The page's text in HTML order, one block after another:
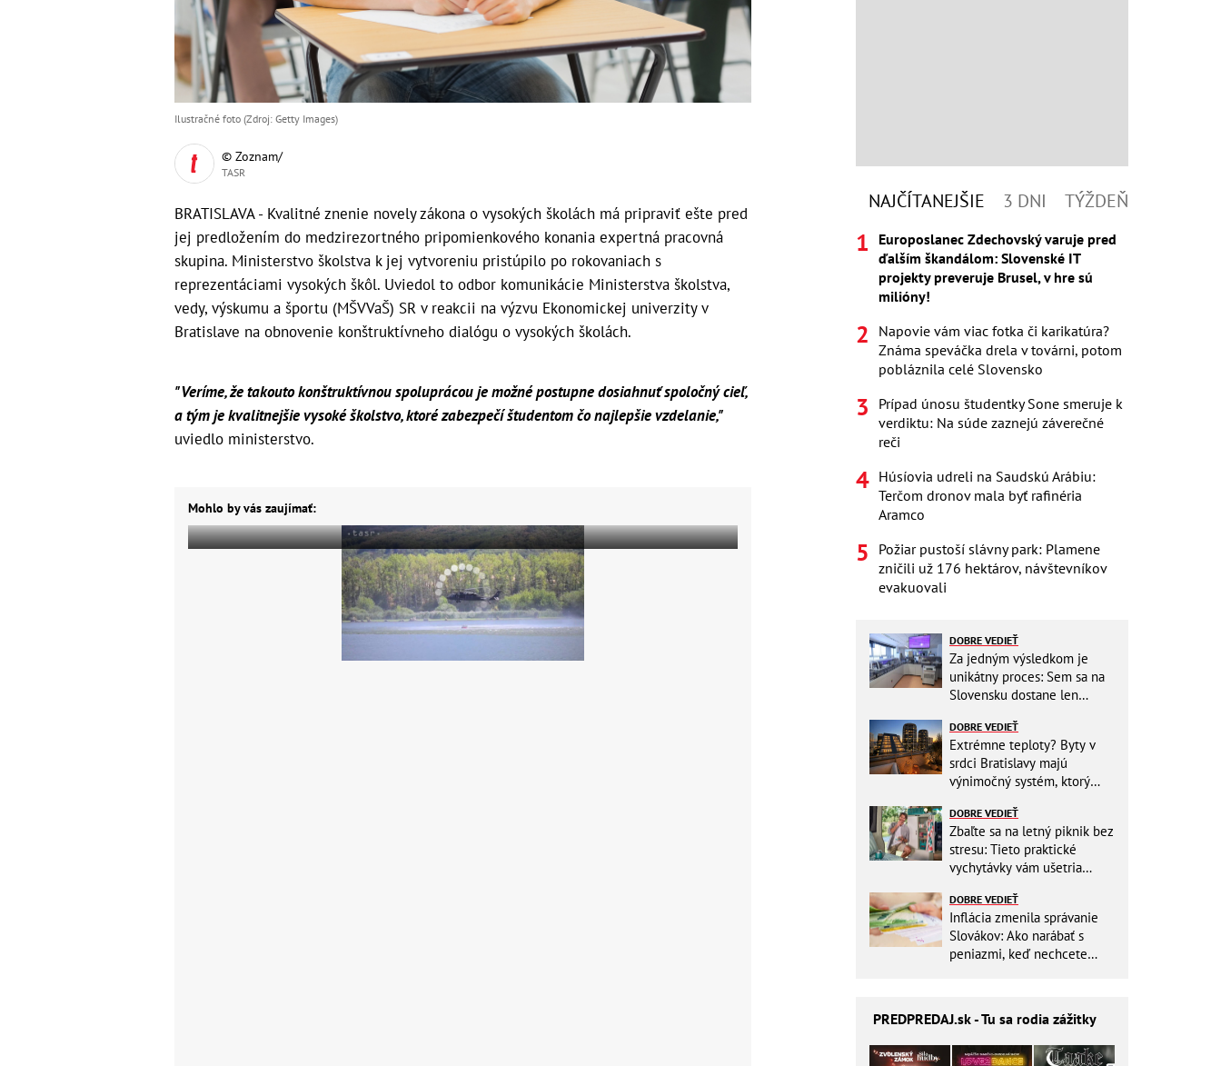
Ilustračné foto (Zdroj: Getty Images)
© Zoznam/
TASR
BRATISLAVA - Kvalitné znenie novely zákona o vysokých školách má pripraviť ešte pred
jej predložením do medzirezortného pripomienkového konania expertná pracovná
skupina. Ministerstvo školstva k jej vytvoreniu pristúpilo po rokovaniach s
reprezentáciami vysokých škôl. Uviedol to odbor komunikácie Ministerstva školstva,
vedy, výskumu a športu (MŠVVaŠ) SR v reakcii na výzvu Ekonomickej univerzity v
Bratislave na obnovenie konštruktívneho dialógu o vysokých školách.
"Veríme, že takouto konštruktívnou spoluprácou je možné postupne dosiahnuť spoločný cieľ,
a tým je kvalitnejšie vysoké školstvo, ktoré zabezpečí študentom čo najlepšie vzdelanie,"
uviedlo ministerstvo.
Mohlo by vás zaujímať:
NAJČÍTANEJŠIE 3 DNI TÝŽDEŇ
Europoslanec Zdechovský varuje pred
ďalším škandálom: Slovenské IT
projekty preveruje Brusel, v hre sú
milióny!
Napovie vám viac fotka či karikatúra?
Známa speváčka drela v továrni, potom
pobláznila celé Slovensko
Prípad únosu študentky Sone smeruje k
verdiktu: Na súde zaznejú záverečné
reči
Húsíovia udreli na Saudskú Arábiu:
Terčom dronov mala byť rafinéria
Aramco
Požiar pustoší slávny park: Plamene
zničili už 176 hektárov, návštevníkov
evakuovali
DOBRE VEDIEŤ
Za jedným výsledkom je
unikátny proces: Sem sa na
Slovensku dostane len
DOBRE VEDIEŤ
Extrémne teploty? Byty v
srdci Bratislavy majú
výnimočný systém, ktorý
DOBRE VEDIEŤ
Zbaľte sa na letný piknik bez
stresu: Tieto praktické
vychytávky vám ušetria
DOBRE VEDIEŤ
Inflácia zmenila správanie
Slovákov: Ako narábať s
peniazmi, keď nechcete
PREDPREDAJ.sk - Tu sa rodia zážitky